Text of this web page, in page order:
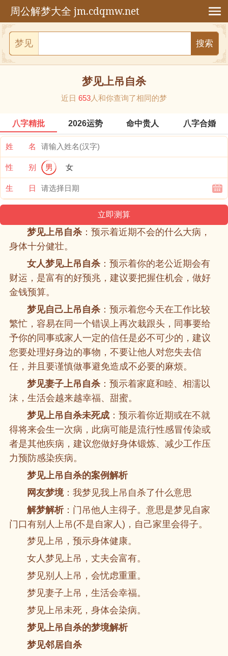
周公解梦大全 jm.cdqmw.net
梦见
梦见上吊自杀
近日 653人和你查询了相同的梦
八字精批 2026运势 命中贵人 八字合婚
姓 名
性 别 男 女
生 日
梦见上吊自杀 ：预示着近期不会的什么大病，
身体十分健壮。
女人梦见上吊自杀 ：预示着你的老公近期会有
财运，是富有的好预兆，建议要把握住机会，做好
金钱预算。
梦见自己上吊自杀 ：预示着您今天在工作比较
繁忙，容易在同一个错误上再次栽跟头，同事要给
予你的同事或家人一定的信任是必不可少的，建议
您要处理好身边的事物，不要让他人对您失去信
任，并且要谨慎做事避免造成不必要的麻烦。
梦见妻子上吊自杀 ：预示着家庭和睦、相濡以
沫，生活会越来越幸福、甜蜜。
梦见上吊自杀未死成 ：预示着你近期或在不就
得将来会生一次病，此病可能是流行性感冒传染或
者是其他疾病，建议您做好身体锻炼、减少工作压
力预防感染疾病。
梦见上吊自杀的案例解析
网友梦境：我梦见我上吊自杀了什么意思
解梦解析：门吊他人主得子。意思是梦见自家
门口有别人上吊(不是自家人)，自己家里会得子。
梦见上吊，预示身体健康。
女人梦见上吊，丈夫会富有。
梦见别人上吊，会忧虑重重。
梦见妻子上吊，生活会幸福。
梦见上吊未死，身体会染病。
梦见上吊自杀的梦境解析
梦见邻居自杀